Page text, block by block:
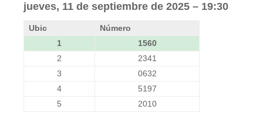
jueves, 11 de septiembre de 2025 – 19:30
Ubic
Número
1
1560
2
2341
3
0632
4
5197
5
2010